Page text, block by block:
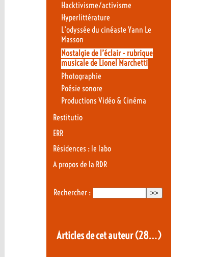
Hacktivisme/activisme
Hyperlittérature
L’odyssée du cinéaste Yann Le
Masson
Nostalgie de l’éclair - rubrique
musicale de Lionel Marchetti
Photographie
Poésie sonore
Productions Vidéo & Cinéma
Restitutio
ERR
Résidences : le labo
A propos de la RDR
Rechercher :
Articles de cet auteur(28…)